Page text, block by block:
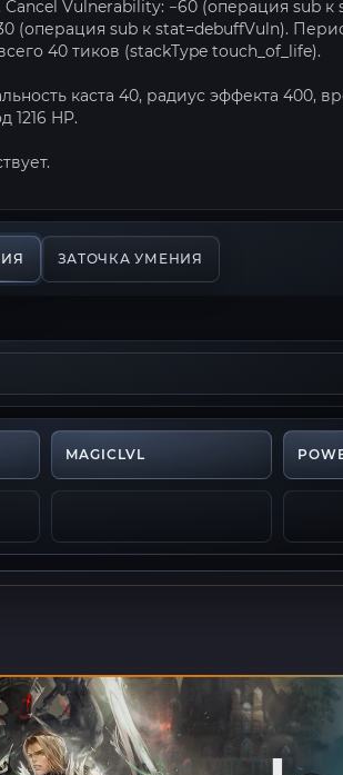
Vulnerability: −60 (операция sub
(операция sub к stat=debuffVuln).
40 тиков (stackType touch_of_life).
каста 40, радиус эффекта 400,
1216 HP.
ЗАТОЧКА УМЕНИЯ
MAGICLVL